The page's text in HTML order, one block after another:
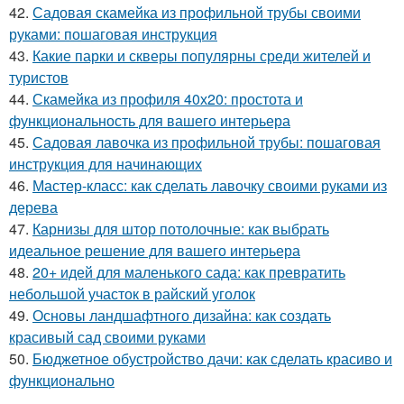
42. Садовая скамейка из профильной трубы своими
руками: пошаговая инструкция
43. Какие парки и скверы популярны среди жителей и
туристов
44. Скамейка из профиля 40х20: простота и
функциональность для вашего интерьера
45. Садовая лавочка из профильной трубы: пошаговая
инструкция для начинающих
46. Мастер-класс: как сделать лавочку своими руками из
дерева
47. Карнизы для штор потолочные: как выбрать
идеальное решение для вашего интерьера
48. 20+ идей для маленького сада: как превратить
небольшой участок в райский уголок
49. Основы ландшафтного дизайна: как создать
красивый сад своими руками
50. Бюджетное обустройство дачи: как сделать красиво и
функционально